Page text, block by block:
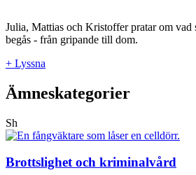
Julia, Mattias och Kristoffer pratar om vad
begås - från gripande till dom.
+ Lyssna
Ämneskategorier
Sh
Brottslighet och kriminalvård